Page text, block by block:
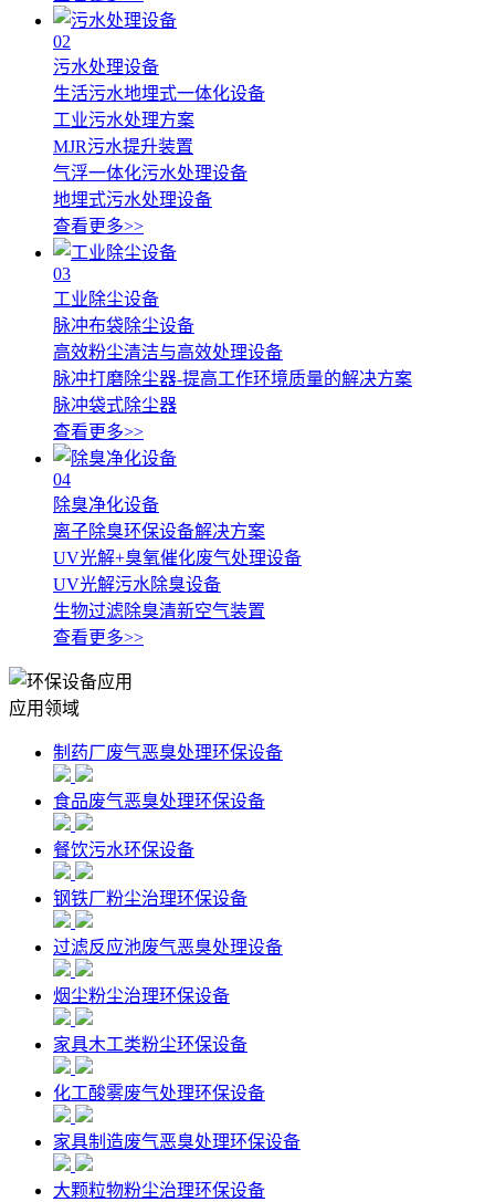
02
污水处理设备
生活污水地埋式一体化设备
工业污水处理方案
MJR污水提升装置
气浮一体化污水处理设备
地埋式污水处理设备
查看更多>>
03
工业除尘设备
脉冲布袋除尘设备
高效粉尘清洁与高效处理设备
脉冲打磨除尘器-提高工作环境质量的解决方案
脉冲袋式除尘器
查看更多>>
04
除臭净化设备
离子除臭环保设备解决方案
UV光解+臭氧催化废气处理设备
UV光解污水除臭设备
生物过滤除臭清新空气装置
查看更多>>
应用领域
制药厂废气恶臭处理环保设备
食品废气恶臭处理环保设备
餐饮污水环保设备
钢铁厂粉尘治理环保设备
过滤反应池废气恶臭处理设备
烟尘粉尘治理环保设备
家具木工类粉尘环保设备
化工酸雾废气处理环保设备
家具制造废气恶臭处理环保设备
大颗粒物粉尘治理环保设备